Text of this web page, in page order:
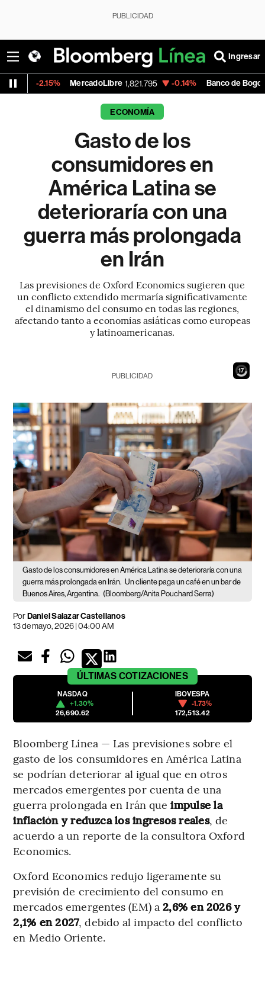
PUBLICIDAD
Ingresar
MercadoLibre 1,821.795 -0.14% Banco de Bogota 38,900.00
ECONOMÍA
Gasto de los
consumidores en
América Latina se
deterioraría con una
guerra más prolongada
en Irán
Las previsiones de Oxford Economics sugieren que
un conflicto extendido mermaría significativamente
el dinamismo del consumo en todas las regiones,
afectando tanto a economías asiáticas como europeas
y latinoamericanas.
15
PUBLICIDAD
Gasto de los consumidores en América Latina se deterioraría con una
guerra más prolongada en Irán. Un cliente paga un café en un bar de
Buenos Aires, Argentina. (Bloomberg/Anita Pouchard Serra)
PorDaniel Salazar Castellanos
13 de mayo, 2026 | 04:00 AM
ÚLTIMAS COTIZACIONES
NASDAQ
+1.30%
26,690.62
IBOVESPA
-1.73%
172,513.42
Bloomberg Línea — Las previsiones sobre el
gasto de los consumidores en América Latina
se podrían deteriorar al igual que en otros
mercados emergentes por cuenta de una
guerra prolongada en Irán queimpulse la
inflación y reduzca los ingresos reales, de
acuerdo a un reporte de la consultora Oxford
Economics.
Oxford Economics redujo ligeramente su
previsión de crecimiento del consumo en
mercados emergentes (EM) a2,6% en 2026 y
2,1% en 2027, debido al impacto del conflicto
en Medio Oriente.